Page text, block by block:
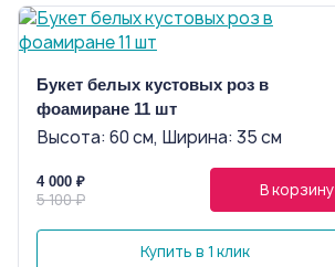
Букет белых кустовых роз в
фоамиране 11 шт
Высота: 60 см, Ширина: 35 см
4 000 ₽
5 100 ₽ В корзину
Купить в 1 клик